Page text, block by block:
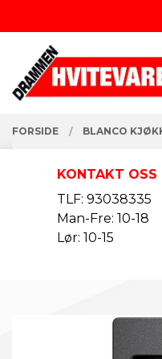
til
innholdet
PRODUKTER
FORSIDE BLANCO
KONTAKT OSS
TLF: 93038335
Man-Fre: 10-18
Lør: 10-15